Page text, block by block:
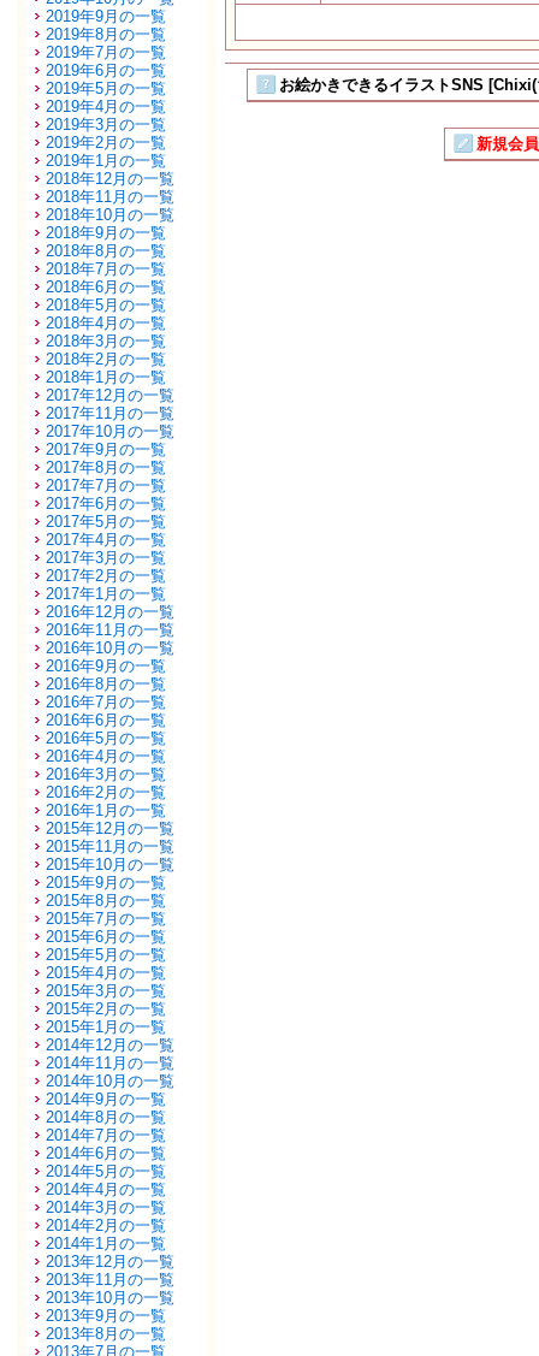
2019年9月の一覧
2019年8月の一覧
2019年7月の一覧
2019年6月の一覧
2019年5月の一覧
2019年4月の一覧
2019年3月の一覧
2019年2月の一覧
2019年1月の一覧
2018年12月の一覧
2018年11月の一覧
2018年10月の一覧
2018年9月の一覧
2018年8月の一覧
2018年7月の一覧
2018年6月の一覧
2018年5月の一覧
2018年4月の一覧
2018年3月の一覧
2018年2月の一覧
2018年1月の一覧
2017年12月の一覧
2017年11月の一覧
2017年10月の一覧
2017年9月の一覧
2017年8月の一覧
2017年7月の一覧
2017年6月の一覧
2017年5月の一覧
2017年4月の一覧
2017年3月の一覧
2017年2月の一覧
2017年1月の一覧
2016年12月の一覧
2016年11月の一覧
2016年10月の一覧
2016年9月の一覧
2016年8月の一覧
2016年7月の一覧
2016年6月の一覧
2016年5月の一覧
2016年4月の一覧
2016年3月の一覧
2016年2月の一覧
2016年1月の一覧
2015年12月の一覧
2015年11月の一覧
2015年10月の一覧
2015年9月の一覧
2015年8月の一覧
2015年7月の一覧
2015年6月の一覧
2015年5月の一覧
2015年4月の一覧
2015年3月の一覧
2015年2月の一覧
2015年1月の一覧
2014年12月の一覧
2014年11月の一覧
2014年10月の一覧
2014年9月の一覧
2014年8月の一覧
2014年7月の一覧
2014年6月の一覧
2014年5月の一覧
2014年4月の一覧
2014年3月の一覧
2014年2月の一覧
2014年1月の一覧
2013年12月の一覧
2013年11月の一覧
2013年10月の一覧
2013年9月の一覧
2013年8月の一覧
2013年7月の一覧
お絵かきできるイラストSNS
新規会